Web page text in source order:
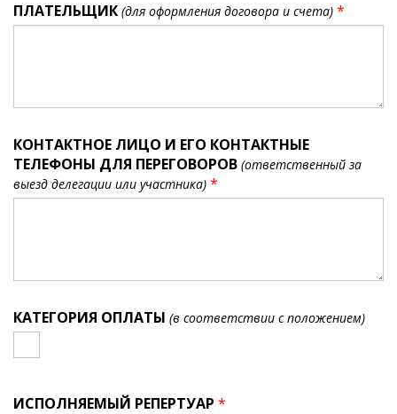
ПЛАТЕЛЬЩИК (для оформления договора и счета) *
КОНТАКТНОЕ ЛИЦО И ЕГО КОНТАКТНЫЕ
ТЕЛЕФОНЫ ДЛЯ ПЕРЕГОВОРОВ (ответственный за
выезд делегации или участника) *
КАТЕГОРИЯ ОПЛАТЫ (в соответствии с положением)
ИСПОЛНЯЕМЫЙ РЕПЕРТУАР *